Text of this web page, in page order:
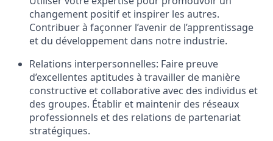
changement positif et inspirer les autres.
Contribuer à façonner l’avenir de l’apprentissage
et du développement dans notre industrie.
Relations interpersonnelles: Faire preuve
d’excellentes aptitudes à travailler de manière
constructive et collaborative avec des individus et
des groupes. Établir et maintenir des réseaux
professionnels et des relations de partenariat
stratégiques.